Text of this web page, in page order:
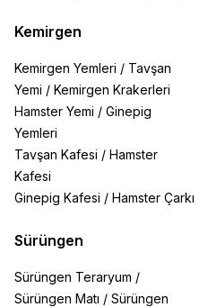
Kemirgen
Kemirgen Yemleri / Tavşan
Yemi / Kemirgen Krakerleri
Hamster Yemi / Ginepig
Yemleri
Tavşan Kafesi / Hamster
Kafesi
Ginepig Kafesi / Hamster Çarkı
Sürüngen
Sürüngen Teraryum /
Sürüngen Matı / Sürüngen